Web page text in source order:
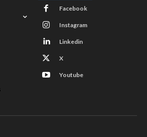
Facebook
Instagram
Linkedin
X
Youtube